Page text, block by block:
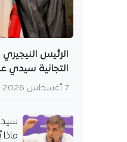
الرئيس
التجانية سيدي
7 أغسطس 2026